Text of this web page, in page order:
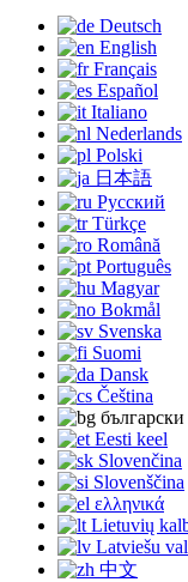
Deutsch
English
Français
Español
Italiano
Nederlands
Polski
日本語
Русский
Türkçe
Română
Português
Magyar
Bokmål
Svenska
Suomi
Dansk
Čeština
български
Eesti keel
Slovenčina
Slovenščina
ελληνικά
Lietuvių
Latviešu
中文